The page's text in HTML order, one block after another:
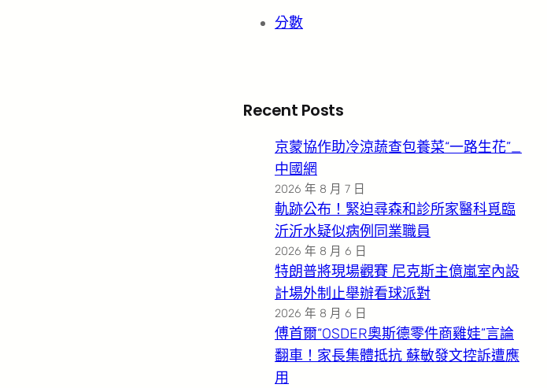
分數
Recent Posts
京蒙協作助冷涼蔬查包養菜“一路生花”_
中國網
2026 年 8 月 7 日
軌跡公布！緊迫尋森和診所家醫科覓臨
沂沂水疑似病例同業職員
2026 年 8 月 6 日
特朗普將現場觀賽 尼克斯主億嵐室內設
計場外制止舉辦看球派對
2026 年 8 月 6 日
傅首爾“OSDER奧斯德零件商雞娃”言論
翻車！家長集體抵抗 蘇敏發文控訴遭應
用